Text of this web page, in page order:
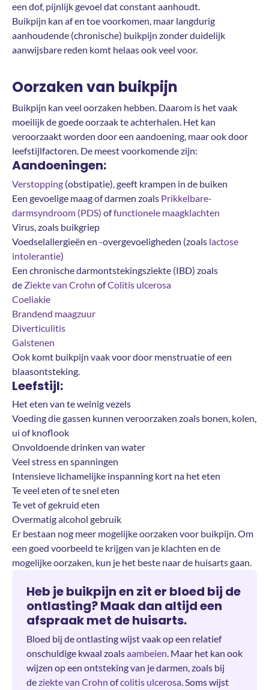
een dof, pijnlijk gevoel dat constant aanhoudt.
Buikpijn kan af en toe voorkomen, maar langdurig
aanhoudende (chronische) buikpijn zonder duidelijk
aanwijsbare reden komt helaas ook veel voor.
Oorzaken van buikpijn
Buikpijn kan veel oorzaken hebben. Daarom is het vaak
moeilijk de goede oorzaak te achterhalen. Het kan
veroorzaakt worden door een aandoening, maar ook door
leefstijlfactoren. De meest voorkomende zijn:
Aandoeningen:
Verstopping (obstipatie), geeft krampen in de buiken
Een gevoelige maag of darmen zoals Prikkelbare-
darmsyndroom (PDS) offunctionele maagklachten
Virus, zoals buikgriep
Voedselallergieën en -overgevoeligheden (zoals lactose
intolerantie)
Een chronische darmontstekingsziekte (IBD) zoals
de Ziekte van Crohn ofColitis ulcerosa
Coeliakie
Brandend maagzuur
Diverticulitis
Galstenen
Ook komt buikpijn vaak voor door menstruatie of een
blaasontsteking.
Leefstijl:
Het eten van te weinig vezels
Voeding die gassen kunnen veroorzaken zoals bonen, kolen,
ui of knoflook
Onvoldoende drinken van water
Veel stress en spanningen
Intensieve lichamelijke inspanning kort na het eten
Te veel eten of te snel eten
Te vet of gekruid eten
Overmatig alcohol gebruik
Er bestaan nog meer mogelijke oorzaken voor buikpijn. Om
een goed voorbeeld te krijgen van je klachten en de
mogelijke oorzaken, kun je het beste naar de huisarts gaan.
Heb je buikpijn en zit er bloed bij de
ontlasting? Maak dan altijd een
afspraak met de huisarts.
Bloed bij de ontlasting wijst vaak op een relatief
onschuldige kwaal zoalsaambeien. Maar het kan ook
wijzen op een ontsteking van je darmen, zoals bij
deziekte van Crohn ofcolitis ulcerosa. Soms wijst